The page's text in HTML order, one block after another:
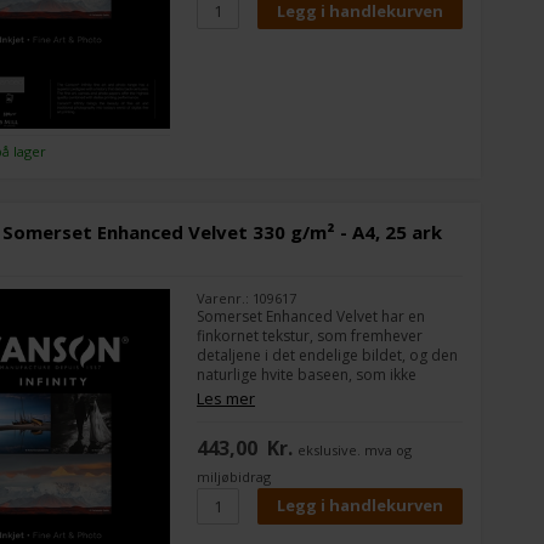
lager
Somerset Enhanced Velvet 330 g/m² - A4, 25 ark
Varenr.: 109617
Somerset Enhanced Velvet har en
finkornet tekstur, som fremhever
detaljene i det endelige bildet, og den
naturlige hvite baseen, som ikke
inneholder optiske lysende midler,
tilfører liv og dybde til fargen,
svarte nyanser.
Les mer
443,00 Kr. ekslusive. mva og
miljøbidrag